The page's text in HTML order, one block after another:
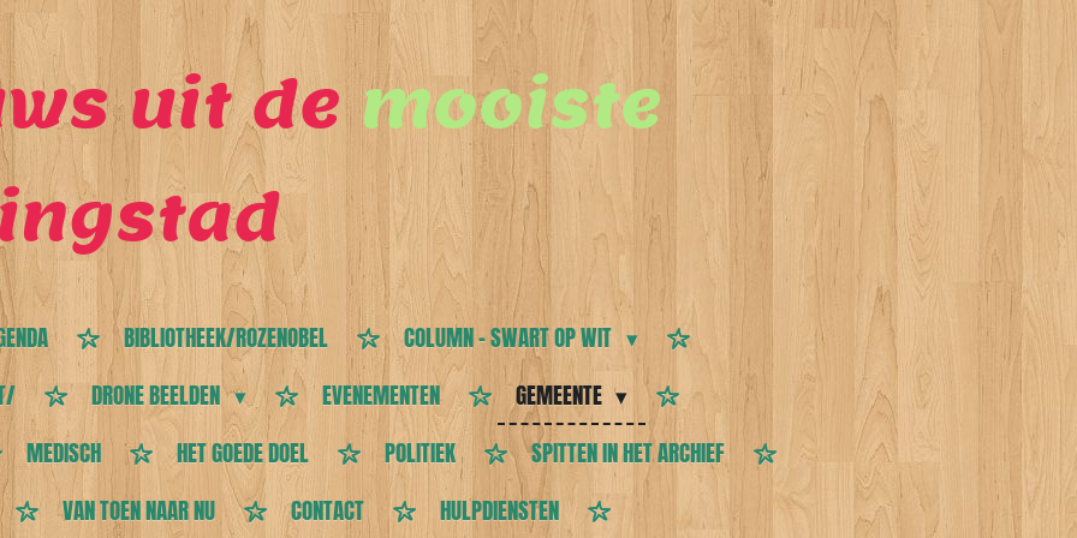
uit demooiste
BIBLIOTHEEK/ROZENOBEL
COLUMN - SWART OP WIT
DRONE BEELDEN EVENEMENTEN
GEMEENTE
MEDISCH HET GOEDE DOEL POLITIEK
SPITTEN IN HET ARCHIEF
VAN TOEN NAAR NU CONTACT
HULPDIENSTEN